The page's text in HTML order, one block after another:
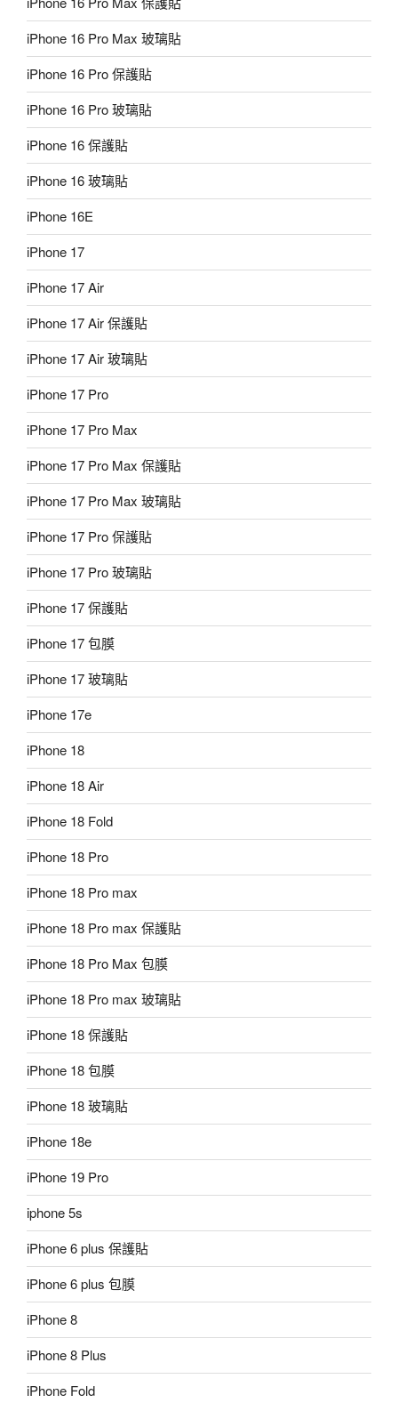
iPhone 16 Pro Max 玻璃貼
iPhone 16 Pro 保護貼
iPhone 16 Pro 玻璃貼
iPhone 16 保護貼
iPhone 16 玻璃貼
iPhone 16E
iPhone 17
iPhone 17 Air
iPhone 17 Air 保護貼
iPhone 17 Air 玻璃貼
iPhone 17 Pro
iPhone 17 Pro Max
iPhone 17 Pro Max 保護貼
iPhone 17 Pro Max 玻璃貼
iPhone 17 Pro 保護貼
iPhone 17 Pro 玻璃貼
iPhone 17 保護貼
iPhone 17 包膜
iPhone 17 玻璃貼
iPhone 17e
iPhone 18
iPhone 18 Air
iPhone 18 Fold
iPhone 18 Pro
iPhone 18 Pro max
iPhone 18 Pro max 保護貼
iPhone 18 Pro Max 包膜
iPhone 18 Pro max 玻璃貼
iPhone 18 保護貼
iPhone 18 包膜
iPhone 18 玻璃貼
iPhone 18e
iPhone 19 Pro
iphone 5s
iPhone 6 plus 保護貼
iPhone 6 plus 包膜
iPhone 8
iPhone 8 Plus
iPhone Fold